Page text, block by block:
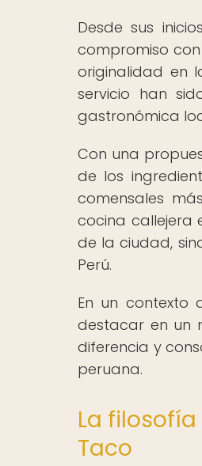
Desde sus
compromiso
originalidad en
servicio han
gastronómica
Con una
de los
comensales
cocina callejera
de la ciudad,
Perú.
En un contexto
destacar en un
diferencia y
peruana.
La
Taco